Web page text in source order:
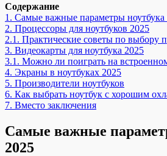
Содержание
1. Самые важные параметры ноутбука
2. Процессоры для ноутбуков 2025
2.1. Практические советы по выбору
3. Видеокарты для ноутбука 2025
3.1. Можно ли поиграть на
4. Экраны в ноутбуках 2025
5. Производители ноутбуков
6. Как выбрать ноутбук с хорошим
7. Вместо заключения
Самые важные
2025